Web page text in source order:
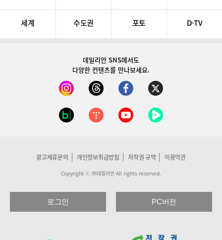
세계 수도권 포토 D-TV
데일리안 SNS에서도
다양한 컨텐츠를 만나보세요.
광고제휴문의 개인정보취급방침 저작권 규약 이용약관
Copyright ⓒ ㈜데일리안 All rights reserved.
로그인 PC버전